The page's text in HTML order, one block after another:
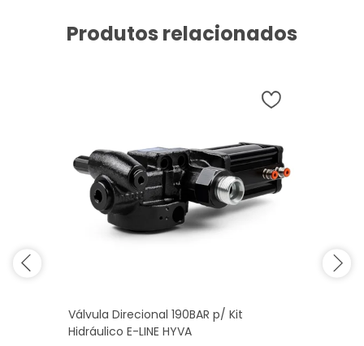
Produtos relacionados
Válvula Direcional 190BAR p/ Kit
Hidráulico E-LINE HYVA